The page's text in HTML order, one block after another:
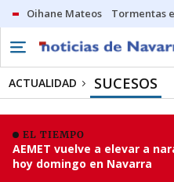
Oihane Mateos Tormentas
ACTUALIDAD SUCESOS
EL TIEMPO
AEMET vuelve a elevar a
hoy domingo en Navarra